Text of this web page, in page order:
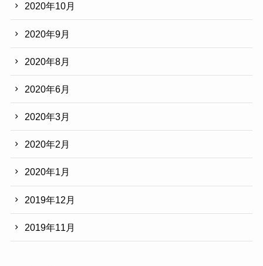
2020年10月
2020年9月
2020年8月
2020年6月
2020年3月
2020年2月
2020年1月
2019年12月
2019年11月